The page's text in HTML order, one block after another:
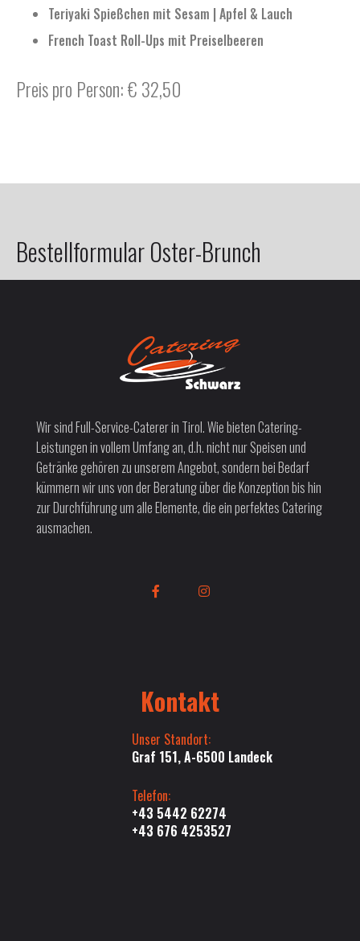
Teriyaki Spießchen mit Sesam | Apfel & Lauch
French Toast Roll-Ups mit Preiselbeeren
Preis pro Person: € 32,50
Bestellformular Oster-Brunch
Wir sind Full-Service-Caterer in Tirol. Wie bieten Catering-
Leistungen in vollem Umfang an, d.h. nicht nur Speisen und
Getränke gehören zu unserem Angebot, sondern bei Bedarf
kümmern wir uns von der Beratung über die Konzeption bis hin
zur Durchführung um alle Elemente, die ein perfektes Catering
ausmachen.
Kontakt
Unser Standort:
Graf 151, A-6500 Landeck
Telefon:
+43 5442 62274
+43 676 4253527